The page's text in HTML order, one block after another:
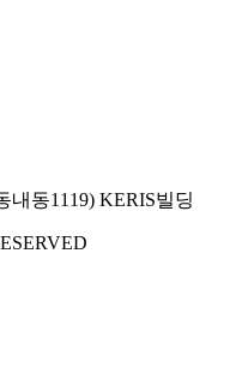
내동1119) KERIS빌딩